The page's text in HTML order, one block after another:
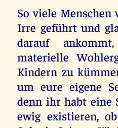
So viele
Irre geführt und
darauf
materielle
Kindern zu
um eure eigene
denn ihr habt eine
ewig existieren,